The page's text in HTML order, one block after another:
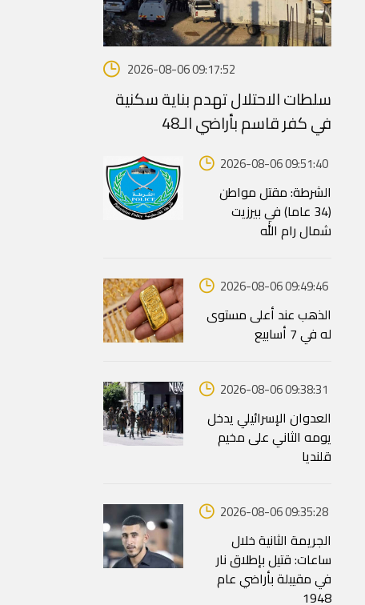
2026-08-06 09:17:52
سلطات الاحتلال تهدم بناية سكنية
في كفر قاسم بأراضي الـ48
2026-08-06 09:51:40
الشرطة: مقتل مواطن
(34 عاما) في بيرزيت
شمال رام الله
2026-08-06 09:49:46
الذهب عند أعلى مستوى
له في 7 أسابيع
2026-08-06 09:38:31
العدوان الإسرائيلي يدخل
يومه الثاني على مخيم
قلنديا
2026-08-06 09:35:28
الجريمة الثانية خلال
ساعات: قتيل بإطلاق نار
في مقيبلة بأراضي عام
1948